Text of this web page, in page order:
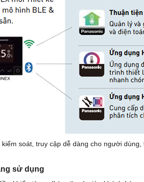
kiểm soát, truy cập dễ dàng cho người
sử dụng